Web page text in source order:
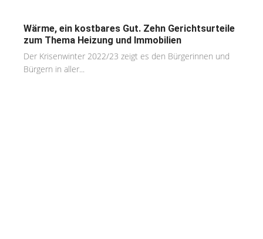
Wärme, ein kostbares Gut. Zehn Gerichtsurteile
zum Thema Heizung und Immobilien
Der Krisenwinter 2022/23 zeigt es den Bürgerinnen und
Bürgern in aller...